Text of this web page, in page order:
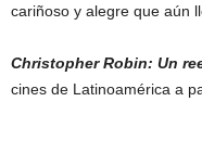
cariñoso y alegre que aún
Christopher Robin: Un
cines de Latinoamérica a